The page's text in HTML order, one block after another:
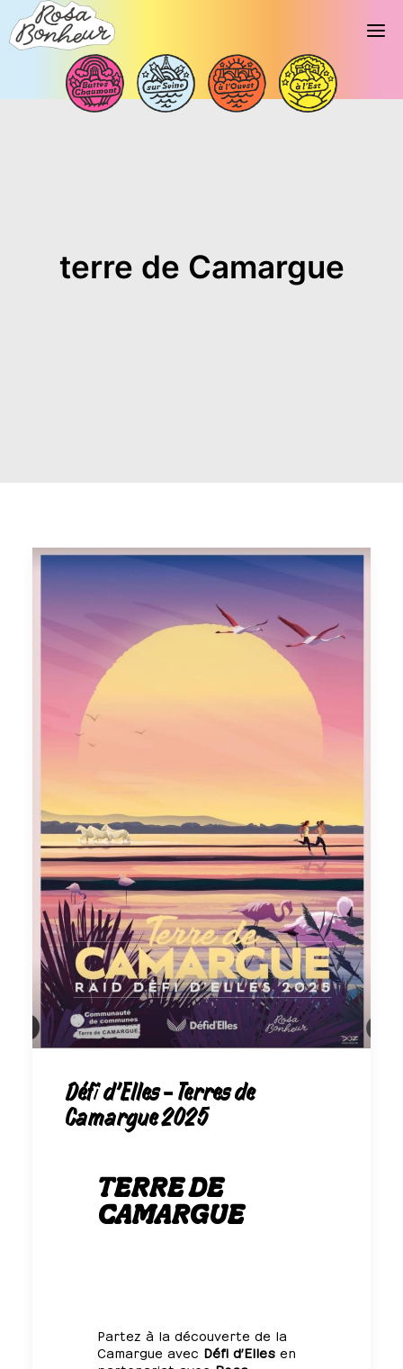
terre de Camargue
Défi d'Elles - Terres de
Camargue 2025
TERRE DE
CAMARGUE
Partez à la découverte de la
Camargue avec Défi d’Elles en